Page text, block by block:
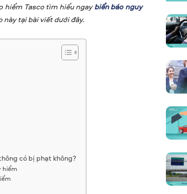
hiểm Tasco tìm hiểu ngaybiển báo nguy
này tại bài viết dưới đây.
có bị phạt không?
hiểm